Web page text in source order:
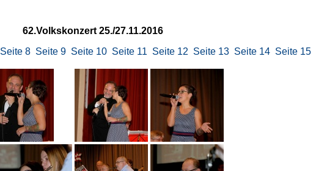
62.Volkskonzert 25./27.11.2016
Seite 8 Seite 9 Seite 10 Seite 11 Seite 12 Seite 13 Seite 14 Seite 15